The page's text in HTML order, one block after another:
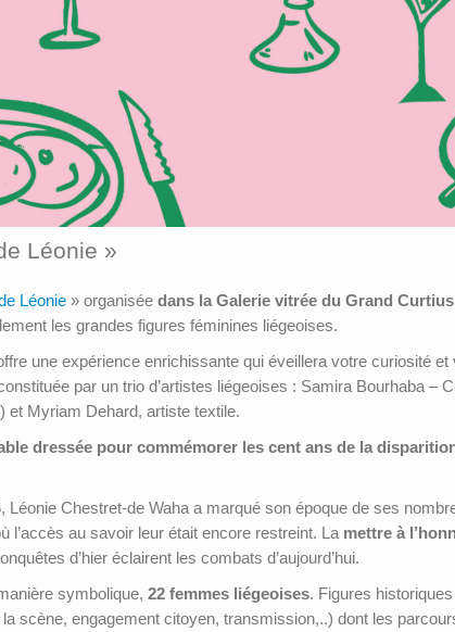
Léonie »
Léonie » organisée dans la Galerie vitrée du Grand
les grandes figures féminines liégeoises.
une expérience enrichissante qui éveillera votre curiosité
par un trio d’artistes liégeoises : Samira Bourhaba –
et Myriam Dehard, artiste textile.
dressée pour commémorer les cent ans de la
Léonie Chestret-de Waha a marqué son époque de ses
l’accès au savoir leur était encore restreint. La mettre à
d’hier éclairent les combats d’aujourd’hui.
symbolique, 22 femmes liégeoises. Figures
scène, engagement citoyen, transmission,..) dont les